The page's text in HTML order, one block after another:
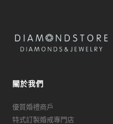
關於我們
優質婚禮商戶
特式訂製婚戒專門店